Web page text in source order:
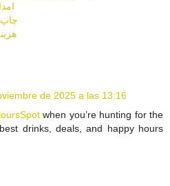
چاپ
de 2025 a las 13:16
when you’re hunting for the
drinks, deals, and happy hours